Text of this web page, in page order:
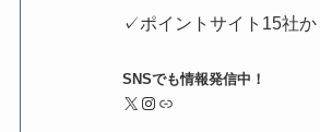
✓ポイントサイト15社
SNSでも情報発信中！
X Instagram リンク